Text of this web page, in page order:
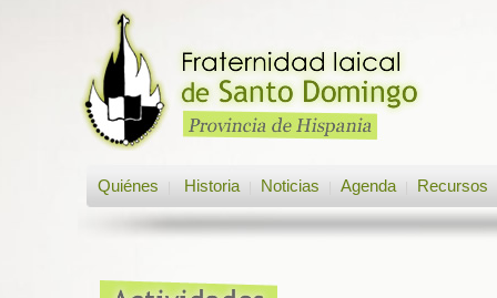
Quiénes Historia Noticias Agenda Recursos